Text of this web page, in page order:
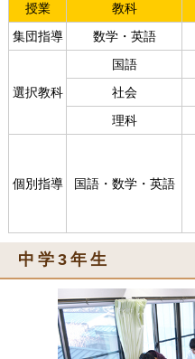
授業 教科
集団指導
数学・英語
選択教科
国語
社会
理科
個別指導 国語・数学・英語
中学3年生